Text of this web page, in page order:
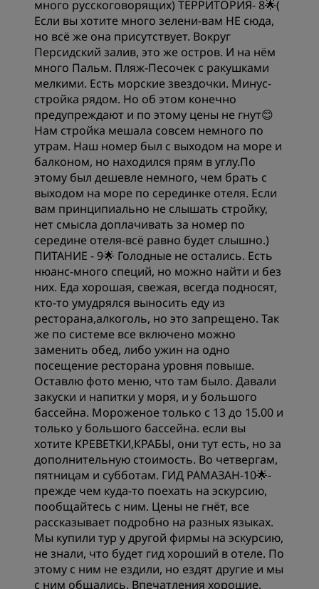
много русскоговорящих) ТЕРРИТОРИЯ- 8🌟(
Если вы хотите много зелени-вам НЕ сюда,
но всё же она присутствует. Вокруг
Персидский залив, это же остров. И на нём
много Пальм. Пляж-Песочек с ракушками
мелкими. Есть морские звездочки. Минус-
стройка рядом. Но об этом конечно
предупреждают и по этому цены не гнут😊
Нам стройка мешала совсем немного по
утрам. Наш номер был с выходом на море и
балконом, но находился прям в углу.По
этому был дешевле немного, чем брать с
выходом на море по серединке отеля. Если
вам принципиально не слышать стройку,
нет смысла доплачивать за номер по
середине отеля-всё равно будет слышно.)
ПИТАНИЕ - 9🌟 Голодные не остались. Есть
нюанс-много специй, но можно найти и без
них. Еда хорошая, свежая, всегда подносят,
кто-то умудрялся выносить еду из
ресторана,алкоголь, но это запрещено. Так
же по системе все включено можно
заменить обед, либо ужин на одно
посещение ресторана уровня повыше.
Оставлю фото меню, что там было. Давали
закуски и напитки у моря, и у большого
бассейна. Мороженое только с 13 до 15.00 и
только у большого бассейна. если вы
хотите КРЕВЕТКИ,КРАБЫ, они тут есть, но за
дополнительную стоимость. Во четвергам,
пятницам и субботам. ГИД РАМАЗАН-10🌟-
прежде чем куда-то поехать на эскурсию,
пообщайтесь с ним. Цены не гнёт, все
рассказывает подробно на разных языках.
Мы купили тур у другой фирмы на эскурсию,
не знали, что будет гид хороший в отеле. По
этому с ним не ездили, но ездят другие и мы
с ним общались. Впечатления хорошие.